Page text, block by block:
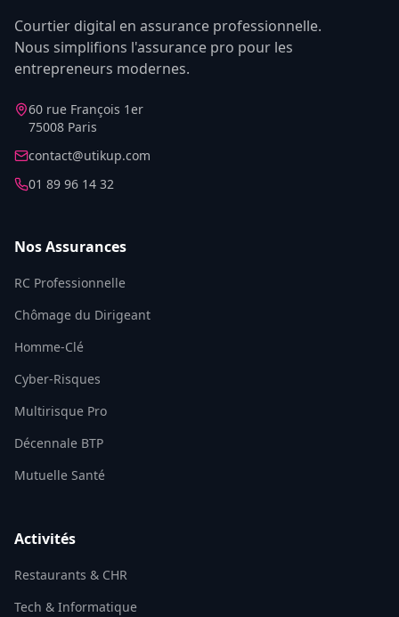
Courtier digital en assurance professionnelle.
Nous simplifions l'assurance pro pour les
entrepreneurs modernes.
60 rue François 1er
75008 Paris
contact@utikup.com
01 89 96 14 32
Nos Assurances
RC Professionnelle
Chômage du Dirigeant
Homme-Clé
Cyber-Risques
Multirisque Pro
Décennale BTP
Mutuelle Santé
Activités
Restaurants & CHR
Tech & Informatique